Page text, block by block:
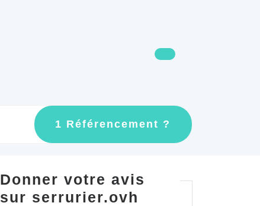
1 Référencement ?
GET
AN
Donner votre avis
sur serrurier.ovh